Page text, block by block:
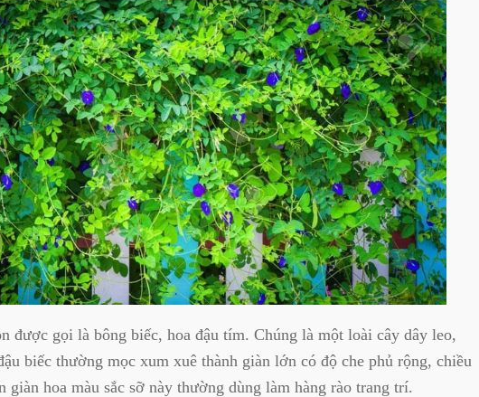
được gọi là bông biếc, hoa đậu tím. Chúng là một loài cây dây leo,
biếc thường mọc xum xuê thành giàn lớn có độ che phủ rộng, chiều
giàn hoa màu sắc sỡ này thường dùng làm hàng rào trang trí.